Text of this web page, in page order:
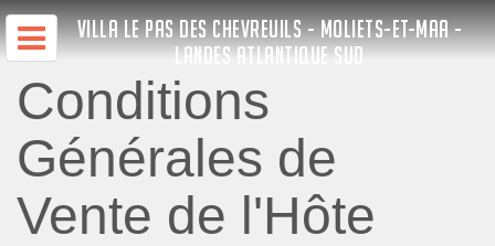
VILLA LE PAS DES CHEVREUILS - MOLIETS-ET-MAA -
LANDES ATLANTIQUE SUD
Conditions
Générales de
Vente de l'Hôte